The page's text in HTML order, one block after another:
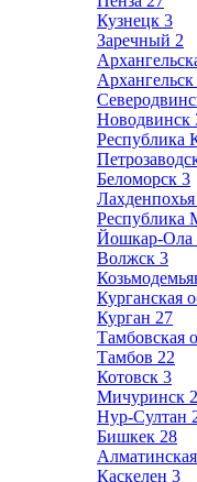
Кузнецк 3
Заречный 2
Архангельск
Новодвинск
Республика
Беломорск 3
Лахденпохья
Республика
Йошкар-Ола
Волжск 3
Курганская
Курган 27
Тамбовская
Тамбов 22
Котовск 3
Мичуринск 2
Нур-Султан
Бишкек 28
Каскелен 3